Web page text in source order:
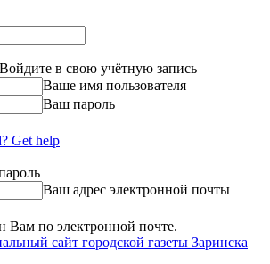
в свою учётную запись
Ваше имя пользователя
Ваш пароль
Get help
Ваш адрес электронной почты
Вам по электронной почте.
сайт городской газеты Заринска